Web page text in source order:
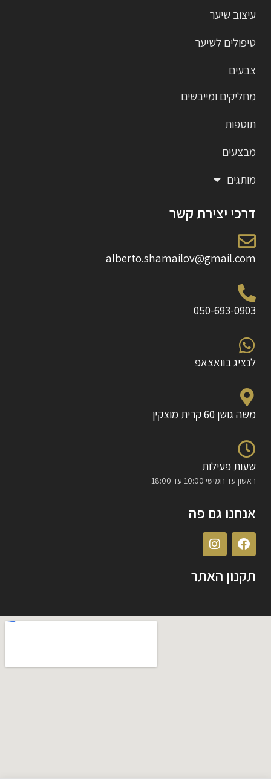
עיצוב שיער
טיפולים לשיער
צבעים
מחליקים ומייבשים
תוספות
מבצעים
מותגים
דרכי יצירת קשר
alberto.shamailov@gmail.com
050-693-0903
לנציג בוואצאפ
משה גושן 60 קרית מוצקין
שעות פעילות
ראשון עד חמישי 10:00 עד 18:00
אנחנו גם פה
תקנון האתר